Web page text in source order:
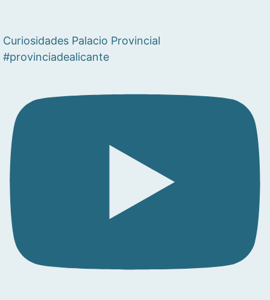
Curiosidades Palacio Provincial
#provinciadealicante